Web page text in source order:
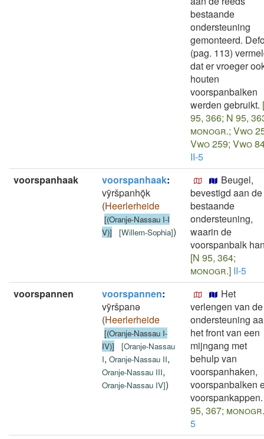
bestaande
ondersteuning
gemonteerd.
(pag. 113)
dat er vroeger
houten
voorspanbalken
werden gebruikt.
95, 366; N 95,
monogr.; Vwo
Vwo 259; Vwo
II-5
voorspanhaak
voorspanhaak:
vȳršpanhǭk
(Heerlerheide
[(Oranje-Nassau I-I
V)]
[Willem-Sophia])
Beugel,
bevestigd aan de
bestaande
ondersteuning,
waarin de
voorspanbalk
[N 95, 364;
monogr.] II-5
voorspannen
voorspannen:
vȳršpanǝ
(Heerlerheide
[(Oranje-Nassau I-
IV)]
[Oranje-Nassau
I, Oranje-Nassau II,
Oranje-Nassau III,
Oranje-Nassau IV])
Het
verlengen van de
ondersteuning
het front van een
mijngang met
behulp van
voorspanhaken,
voorspanbalken
voorspankappen.
95, 367;
5